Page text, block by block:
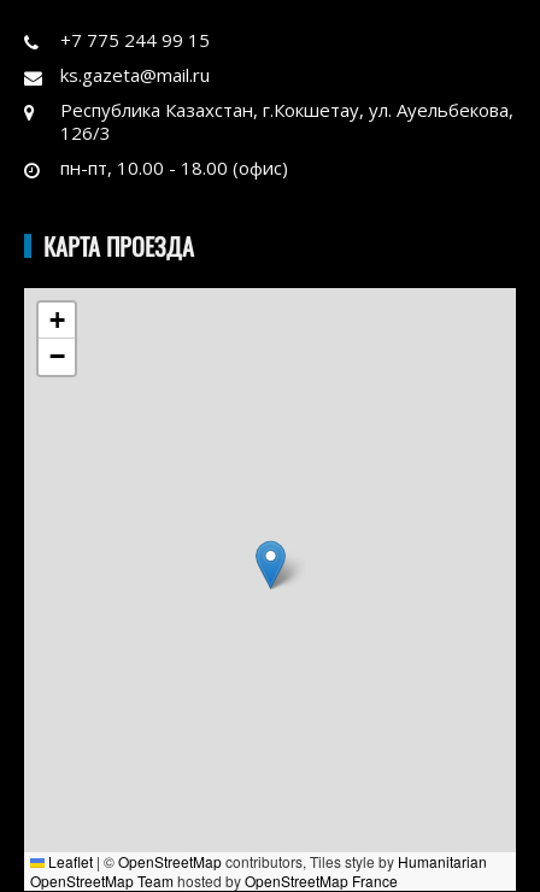
+7 775 244 99 15
ks.gazeta@mail.ru
Республика Казахстан, г.Кокшетау, ул. Ауельбекова,
126/3
пн-пт, 10.00 - 18.00 (офис)
КАРТА ПРОЕЗДА
+
−
Leaflet | ©OpenStreetMapcontributors, Tiles style by Humanitarian
OpenStreetMap Teamhosted byOpenStreetMap France